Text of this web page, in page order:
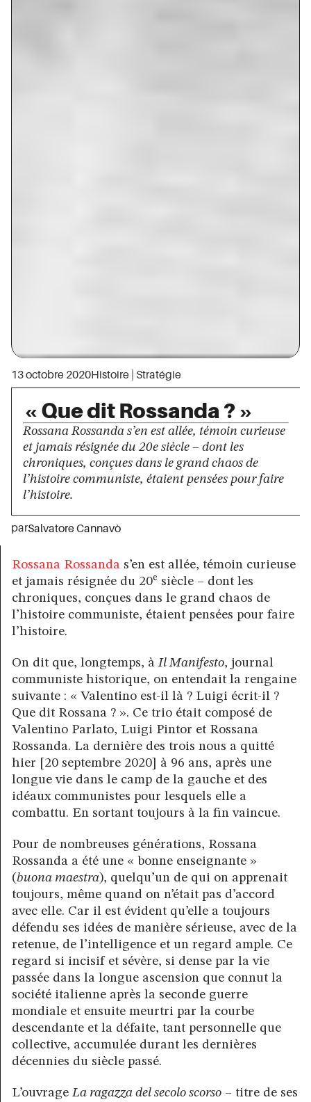
13 octobre 2020Histoire Stratégie
« Que dit Rossanda ? »
Rossana Rossanda s’en est allée, témoin curieuse
et jamais résignée du 20e siècle – dont les
chroniques, conçues dans le grand chaos de
l’histoire communiste, étaient pensées pour faire
l’histoire.
parSalvatore Cannavò
Rossana Rossanda s’en est allée, témoin curieuse
et jamais résignée du 20e siècle – dont les
chroniques, conçues dans le grand chaos de
l’histoire communiste, étaient pensées pour faire
l’histoire.
On dit que, longtemps, àIl Manifesto, journal
communiste historique, on entendait la rengaine
suivante : « Valentino est-il là ? Luigi écrit-il ?
Que dit Rossana ? ». Ce trio était composé de
Valentino Parlato, Luigi Pintor et Rossana
Rossanda. La dernière des trois nous a quitté
hier [20 septembre 2020] à 96 ans, après une
longue vie dans le camp de la gauche et des
idéaux communistes pour lesquels elle a
combattu. En sortant toujours à la fin vaincue.
Pour de nombreuses générations, Rossana
Rossanda a été une « bonne enseignante »
(buona maestra), quelqu’un de qui on apprenait
toujours, même quand on n’était pas d’accord
avec elle. Car il est évident qu’elle a toujours
défendu ses idées de manière sérieuse, avec de la
retenue, de l’intelligence et un regard ample. Ce
regard si incisif et sévère, si dense par la vie
passée dans la longue ascension que connut la
société italienne après la seconde guerre
mondiale et ensuite meurtri par la courbe
descendante et la défaite, tant personnelle que
collective, accumulée durant les dernières
décennies du siècle passé.
L’ouvrageLa ragazza del secolo scorso – titre de ses